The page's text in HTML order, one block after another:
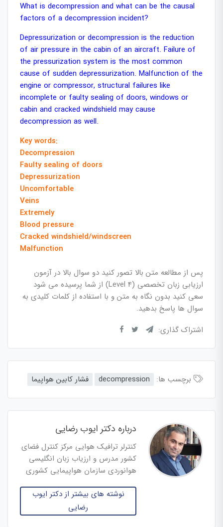
What is decompression and what can be the causal
factors of a decompression incident?
Depressurization or decompression is the reduction
of air pressure in the cabin of an aircraft. Failure of
the pressurization system is the most common
cause of sudden depressurization. Malfunction of the
engine or compressor, structural failures like
incomplete or faulty sealing of doors, windows or
cabin and cracked windshield may cause
decompression as well.
Key words:
Decompression
Faulty sealing of doors
Depressurization
Uncomfortable
Veins
Extremely
Blood pressure
Cracked windshield/windscreen
Malfunction
پس از مطالعه متن بالا تصور کنید دو سوال بالا در آزمون
ارزیابی زبان تخصصی (Level 4) از شما پرسیده می شود
سعی کنید بدون نگاه به متن و با استفاده از کلمات کلیدی به
سوال ها پاسخ بدهید.
اشتراک گذاری:
برچسب ها: decompression فشار کابین هواپیما
درباره دکتر ایوب رضایی
کنترلر ترافیک هوایی مرکز کنترل فضای
کشور مدرس و ارزیاب زبان انگلیسی
هوانوردی سازمان هواپیمایی کشوری
نوشته های بیشتر از دکتر ایوب
رضایی